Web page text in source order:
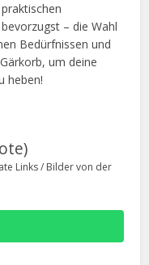
– die Wahl
Bedürfnissen und
um deine
heben!
Links / Bilder von der